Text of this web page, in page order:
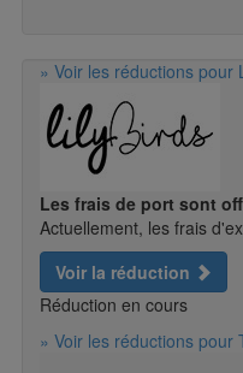
» Voir les réductions pour
Les frais de port sont
Actuellement, les frais
Voir la réduction
Réduction en cours
» Voir les réductions pour